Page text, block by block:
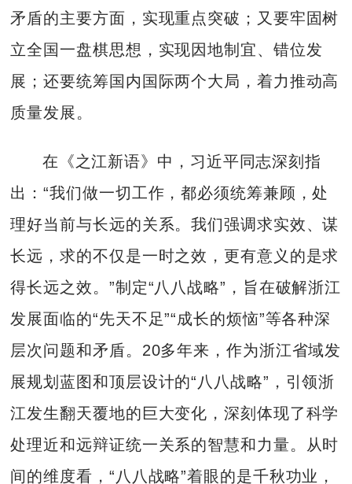
矛盾的主要方面，实现重点突破；又要牢固树
立全国一盘棋思想，实现因地制宜、错位发
展；还要统筹国内国际两个大局，着力推动高
质量发展。
在《之江新语》中，习近平同志深刻指
出：“我们做一切工作，都必须统筹兼顾，处
理好当前与长远的关系。我们强调求实效、谋
长远，求的不仅是一时之效，更有意义的是求
得长远之效。”制定“八八战略”，旨在破解浙江
发展面临的“先天不足”“成长的烦恼”等各种深
层次问题和矛盾。20多年来，作为浙江省域发
展规划蓝图和顶层设计的“八八战略”，引领浙
江发生翻天覆地的巨大变化，深刻体现了科学
处理近和远辩证统一关系的智慧和力量。从时
间的维度看，“八八战略”着眼的是千秋功业，